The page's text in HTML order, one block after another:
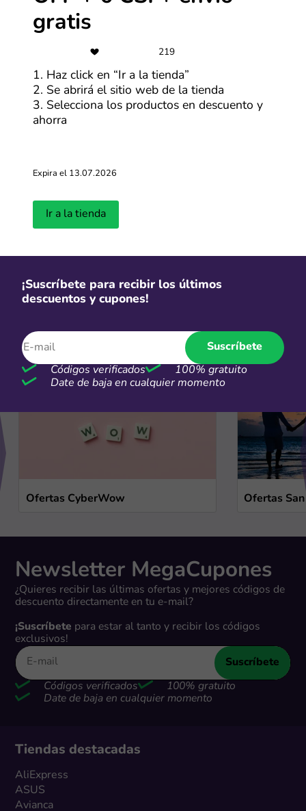
Últimas entradas del blog
Ver más
¿Cuándo será la primera edición del
Ver más
Ofertas CyberWow Ofertas
Newsletter MegaCupones
¿Quieres recibir las últimas ofertas y mejores códigos de
descuento directamente en tu e-mail?
¡Suscríbete para estar al tanto y recibir los códigos
exclusivos!
Suscríbete
Códigos verificados
100% gratuito
Date de baja en cualquier momento
Tiendas destacadas
AliExpress
ASUS
Avianca
gratis
219
1. Haz click en “Ir a la tienda”
2. Se abrirá el sitio web de la tienda
3. Selecciona los productos en descuento y
ahorra
Expira el 13.07.2026
Ir a la tienda
¡Suscríbete para recibir los últimos
descuentos y cupones!
Suscríbete
Códigos verificados
100% gratuito
Date de baja en cualquier momento